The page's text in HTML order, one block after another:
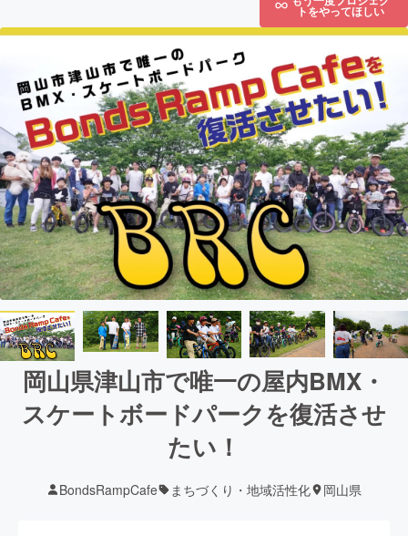
トをやってほしい
岡山県津山市で唯一の屋内BMX・
スケートボードパークを復活させ
たい！
BondsRampCafe まちづくり・地域活性化 岡山県